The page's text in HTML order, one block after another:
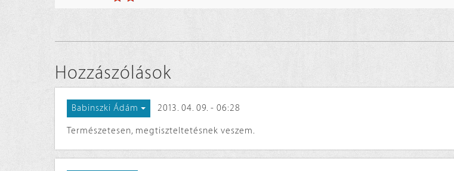
Hozzászólások
Babinszki Ádám 2013. 04. 09. - 06:28
Természetesen, megtiszteltetésnek veszem.